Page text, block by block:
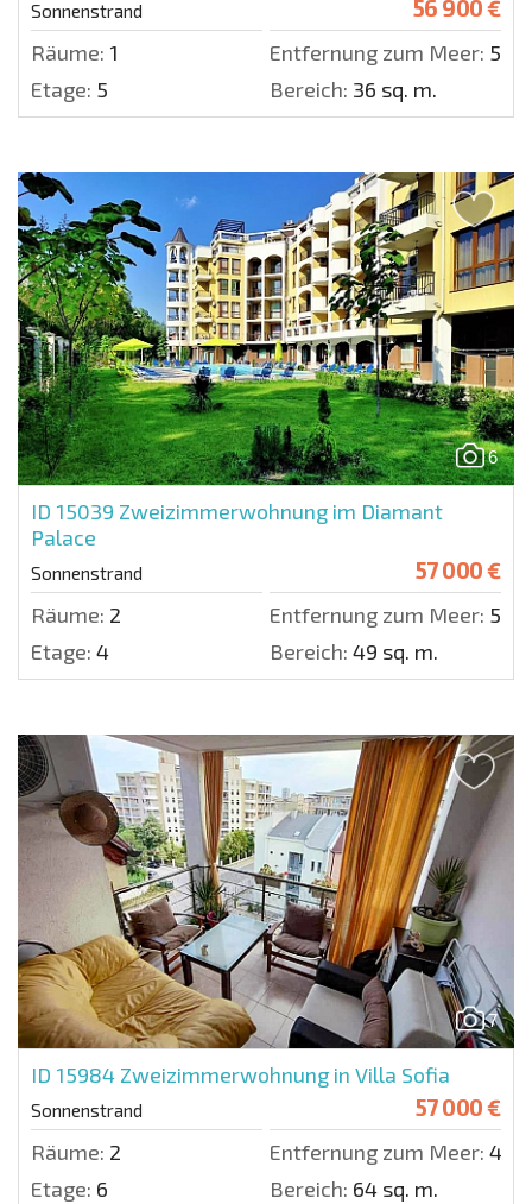
Sonnenstrand 56 900 €
Räume: 1 Entfernung zum Meer: 500
Etage: 5 Bereich: 36 sq. m.
6
ID 15039 Zweizimmerwohnung im Diamant
Palace
Sonnenstrand 57 000 €
Räume: 2 Entfernung zum Meer: 500
Etage: 4 Bereich: 49 sq. m.
7
ID 15984 Zweizimmerwohnung in Villa Sofia
Sonnenstrand 57 000 €
Räume: 2 Entfernung zum Meer: 400
Etage: 6 Bereich: 64 sq. m.